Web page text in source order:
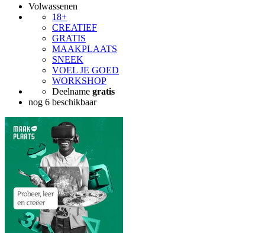
Volwassenen
18+
CREATIEF
GRATIS
MAAKPLAATS
SNEEK
VOEL JE GOED
WORKSHOP
Deelname gratis
nog 6 beschikbaar